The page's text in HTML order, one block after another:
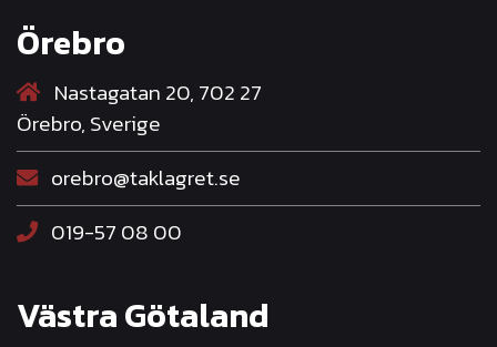
Örebro
Nastagatan 20, 702 27
Örebro, Sverige
orebro@taklagret.se
019-57 08 00
Västra Götaland